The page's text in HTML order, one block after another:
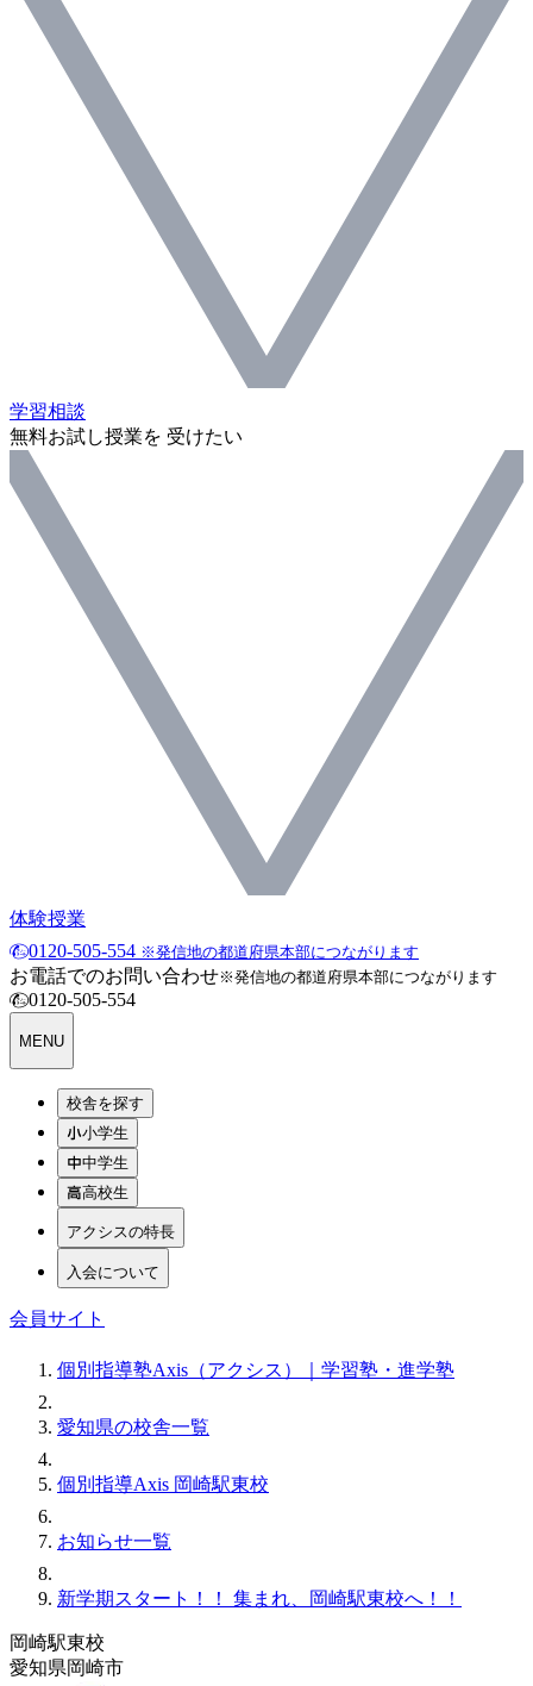
学習相談
無料お試し授業を 受けたい
体験授業
0120-505-554 ※発信地の都道府県本部につながります
お電話でのお問い合わせ※発信地の都道府県本部につながります
0120-505-554
MENU
校舎を探す
小学生
中学生
高校生
アクシスの特長
入会について
会員サイト
個別指導塾Axis（アクシス）｜学習塾・進学塾
愛知県の校舎一覧
個別指導Axis 岡崎駅東校
お知らせ一覧
新学期スタート！！ 集まれ、岡崎駅東校へ！！
岡崎駅東校
愛知県岡崎市